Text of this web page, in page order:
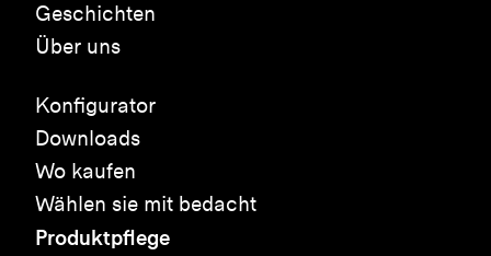
Geschichten
Über uns
Konfigurator
Downloads
Wo kaufen
Wählen sie mit bedacht
Produktpflege